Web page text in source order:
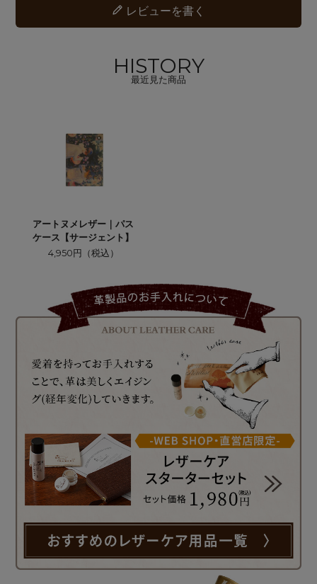
レビューを書く
HISTORY
最近見た商品
アートヌメレザー｜パス
ケース【サージェント】
4,950円（税込）